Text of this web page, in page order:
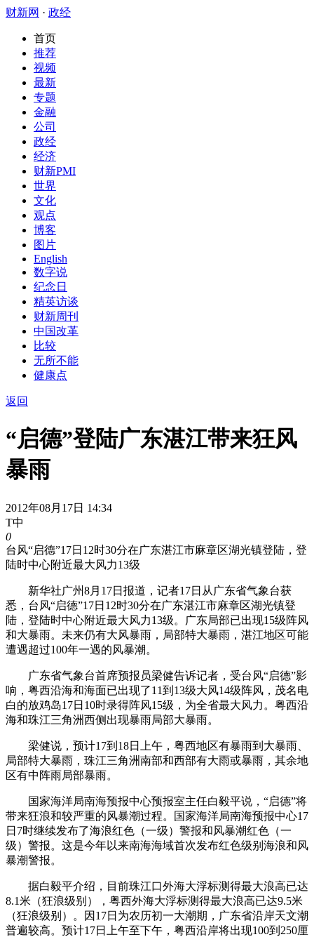
财新网 · 政经
首页
推荐
视频
最新
专题
金融
公司
政经
经济
财新PMI
世界
文化
观点
博客
图片
English
数字说
纪念日
精英访谈
财新周刊
中国改革
比较
无所不能
健康点
返回
“启德”登陆广东湛江带来狂风
暴雨
2012年08月17日 14:34
T中
0
台风“启德”17日12时30分在广东湛江市麻章区湖光镇登陆，登
陆时中心附近最大风力13级
新华社广州8月17日报道，记者17日从广东省气象台获
悉，台风“启德”17日12时30分在广东湛江市麻章区湖光镇登
陆，登陆时中心附近最大风力13级。广东局部已出现15级阵风
和大暴雨。未来仍有大风暴雨，局部特大暴雨，湛江地区可能
遭遇超过100年一遇的风暴潮。
广东省气象台首席预报员梁健告诉记者，受台风“启德”影
响，粤西沿海和海面已出现了11到13级大风14级阵风，茂名电
白的放鸡岛17日10时录得阵风15级，为全省最大风力。粤西沿
海和珠江三角洲西侧出现暴雨局部大暴雨。
梁健说，预计17到18日上午，粤西地区有暴雨到大暴雨、
局部特大暴雨，珠江三角洲南部和西部有大雨或暴雨，其余地
区有中阵雨局部暴雨。
国家海洋局南海预报中心预报室主任白毅平说，“启德”将
带来狂浪和较严重的风暴潮过程。国家海洋局南海预报中心17
日7时继续发布了海浪红色（一级）警报和风暴潮红色（一
级）警报。这是今年以来南海海域首次发布红色级别海浪和风
暴潮警报。
据白毅平介绍，目前珠江口外海大浮标测得最大浪高已达
8.1米（狂浪级别），粤西外海大浮标测得最大浪高已达9.5米
（狂浪级别）。因17日为农历初一大潮期，广东省沿岸天文潮
普遍较高。预计17日上午至下午，粤西沿岸将出现100到250厘